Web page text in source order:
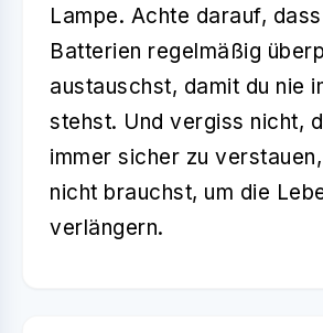
Lampe. Achte darauf,
Batterien regelmäßig
austauschst, damit du nie
stehst. Und vergiss nicht,
immer sicher zu
nicht brauchst, um die
verlängern.